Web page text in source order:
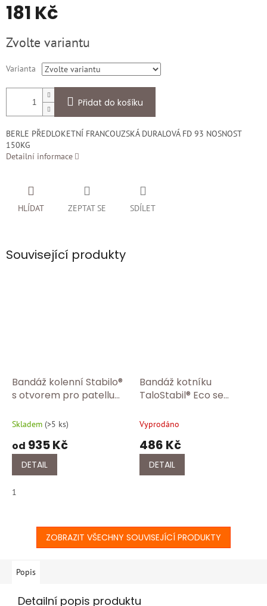
181 Kč
cena:
Zvolte variantu
Varianta
Přidat do košíku
BERLE PŘEDLOKETNÍ FRANCOUZSKÁ DURALOVÁ FD 93 NOSNOST
150KG
Detailní informace
ZEPTAT SE
HLÍDAT SDÍLET
Související produkty
Bandáž kolenní Stabilo®
s otvorem pro patellu
Skladem (>5 ks)
od 935 Kč
DETAIL
1
Bandáž kotníku
TaloStabil® Eco se
BORT 054 600 Silver
Vyprodáno
486 Kč
DETAIL
ZOBRAZIT VŠECHNY SOUVISEJÍCÍ PRODUKTY
Popis
Detailní popis produktu